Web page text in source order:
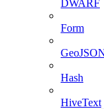
DWARF
Form
Hash
HiveText